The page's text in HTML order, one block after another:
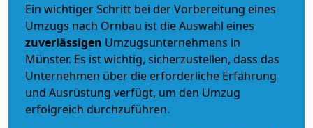
Ein wichtiger Schritt bei der Vorbereitung eines
Umzugs nach Ornbau ist die Auswahl eines
zuverlässigen Umzugsunternehmens in
Münster. Es ist wichtig, sicherzustellen, dass das
Unternehmen über die erforderliche Erfahrung
und Ausrüstung verfügt, um den Umzug
erfolgreich durchzuführen.